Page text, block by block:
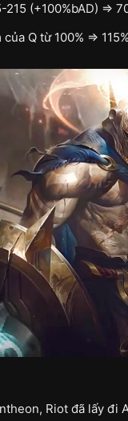
(+100%bAD) =>
Q từ 100% => 115%
Riot đã lấy đi